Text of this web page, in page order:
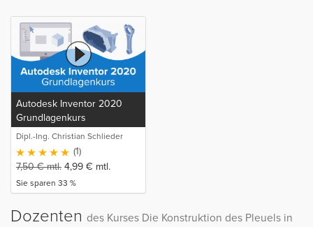
Autodesk Inventor 2020
Grundlagenkurs
Dipl.-Ing. Christian Schlieder
(1)
7,50€mtl. 4,99 € mtl.
Sie sparen 33 %
Dozenten des Kurses Die Konstruktion des Pleuels in